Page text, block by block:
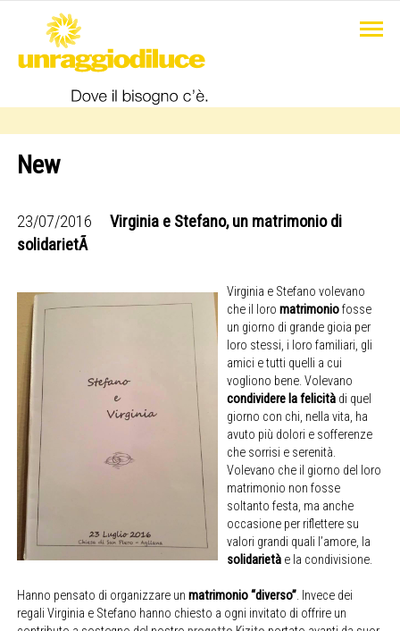
New
23/07/2016
Virginia e Stefano, un matrimonio di
solidarietÃ
Virginia e Stefano volevano
che il loromatrimoniofosse
un giorno di grande gioia per
loro stessi, i loro familiari, gli
amici e tutti quelli a cui
vogliono bene. Volevano
condividere la felicità di quel
giorno con chi, nella vita, ha
avuto più dolori e sofferenze
che sorrisi e serenità.
Volevano che il giorno del loro
matrimonio non fosse
soltanto festa, ma anche
occasione per riflettere su
valori grandi quali l’amore, la
solidarietà e la condivisione.
Hanno pensato di organizzare unmatrimonio “diverso”. Invece dei
regali Virginia e Stefano hanno chiesto a ogni invitato di offrire un